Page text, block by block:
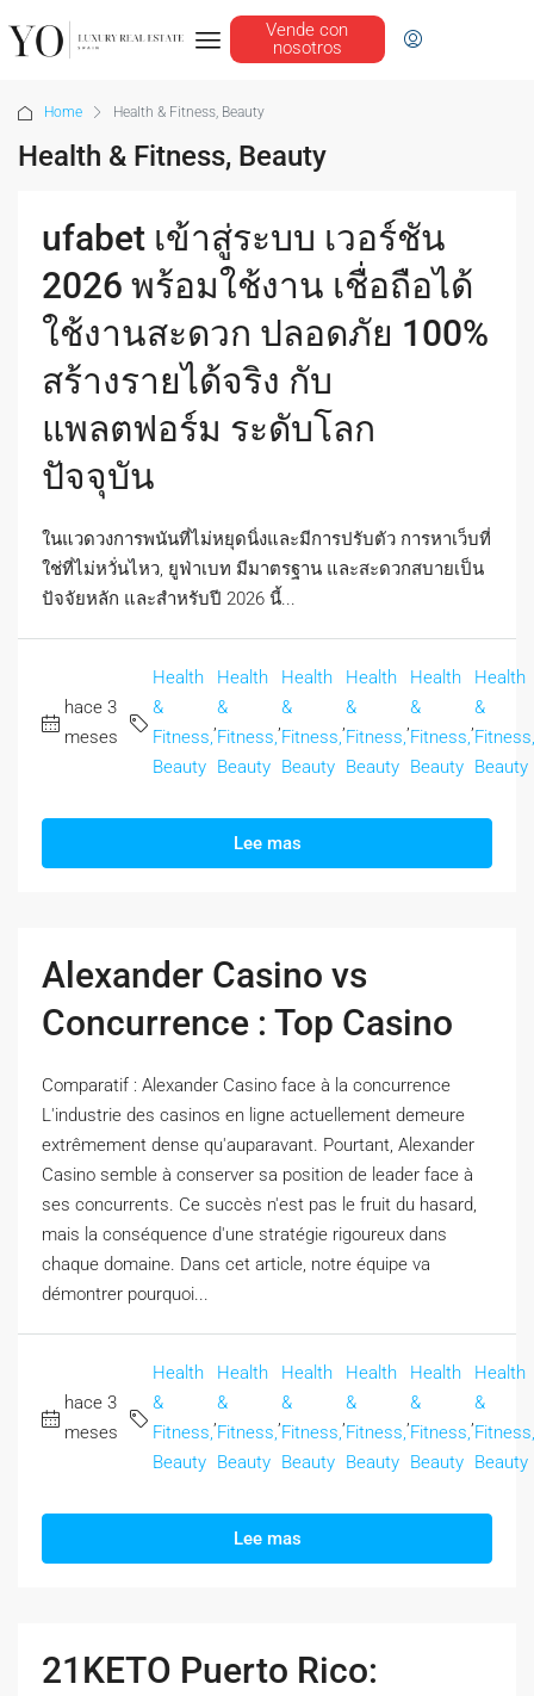
Vende con
nosotros
Home Health & Fitness, Beauty
Health & Fitness, Beauty
ufabet เข้าสู่ระบบ เวอร์ชัน
2026 พร้อมใช้งาน เชื่อถือได้
ใช้งานสะดวก ปลอดภัย 100%
สร้างรายได้จริง กับ
แพลตฟอร์ม ระดับโลก
ปัจจุบัน
ในแวดวงการพนันที่ไม่หยุดนิ่งและมีการปรับตัว การหาเว็บที่
ใช่ที่ไม่หวั่นไหว, ยูฟ่าเบท มีมาตรฐาน และสะดวกสบายเป็น
ปัจจัยหลัก และสำหรับปี 2026 นี้...
hace 3
meses
Health
&
Fitness,
Beauty
Health
&
Fitness,
Beauty
Health
&
Fitness,
Beauty
Health
&
Fitness,
Beauty
Health
&
Fitness,
Beauty
Health
&
Fitness,
Beauty
Lee mas
Alexander Casino vs
Concurrence : Top Casino
Comparatif : Alexander Casino face à la concurrence
L'industrie des casinos en ligne actuellement demeure
extrêmement dense qu'auparavant. Pourtant, Alexander
Casino semble à conserver sa position de leader face à
ses concurrents. Ce succès n'est pas le fruit du hasard,
mais la conséquence d'une stratégie rigoureux dans
chaque domaine. Dans cet article, notre équipe va
démontrer pourquoi...
hace 3
meses
Health
&
Fitness,
Beauty
Health
&
Fitness,
Beauty
Health
&
Fitness,
Beauty
Health
&
Fitness,
Beauty
Health
&
Fitness,
Beauty
Health
&
Fitness,
Beauty
Lee mas
21KETO Puerto Rico: